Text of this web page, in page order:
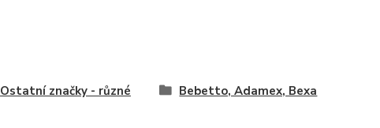
Ostatní značky - různé Bebetto, Adamex, Bexa